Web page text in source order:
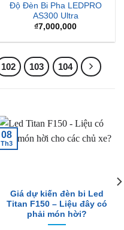
Độ Đèn Bi Pha LEDPRO
AS300 Ultra
₫7,000,000
102 103 104
Giá dự kiến đèn bi Led
Titan F150 – Liệu đây có
phải món hời?
08
Th3